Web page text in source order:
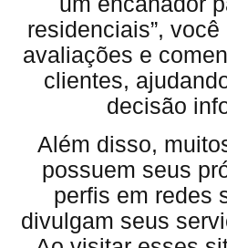
residenciais”,
avaliações e
clientes,
decisão
Além disso,
possuem seus
perfis em redes
divulgam seus